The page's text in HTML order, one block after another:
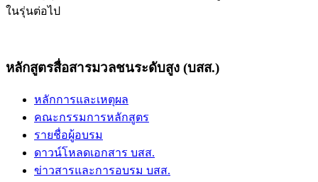
ในรุ่นต่อไป
หลักสูตรสื่อสารมวลชนระดับสูง (บสส.)
หลักการและเหตุผล
คณะกรรมการหลักสูตร
รายชื่อผู้อบรม
ดาวน์โหลดเอกสาร บสส.
ข่าวสารและการอบรม บสส.